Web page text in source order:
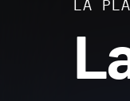
LA